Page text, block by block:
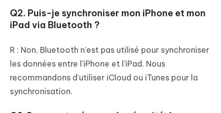
Q2. Puis-je synchroniser mon iPhone et mon
iPad via Bluetooth ?
R : Non, Bluetooth n'est pas utilisé pour synchroniser
les données entre l'iPhone et l'iPad. Nous
recommandons d'utiliser iCloud ou iTunes pour la
synchronisation.